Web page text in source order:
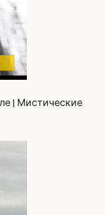
| Мистические